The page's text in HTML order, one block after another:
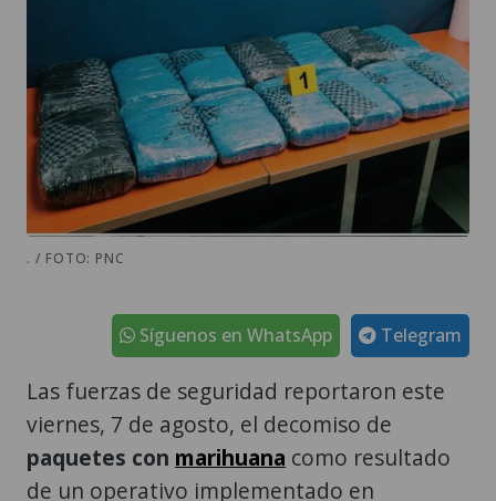
. / FOTO: PNC
Telegram
Síguenos en WhatsApp
Las fuerzas de seguridad reportaron este
viernes, 7 de agosto, el decomiso de
paquetes con marihuana como resultado
de un operativo implementado en